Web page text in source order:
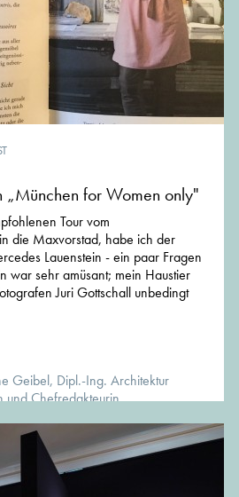
„München for Women only"
Tour vom
die Maxvorstad, habe ich der
Lauenstein - ein paar Fragen
war sehr amüsant; mein Haustier
Juri Gottschall unbedingt
Geibel, Dipl.-Ing. Architektur
und Chefredakteurin